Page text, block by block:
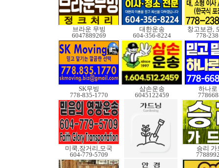
브라운 무빙
6047889269
대한운송
604-356-8224
창고보관,
778-
SK무빙
778-835-1770
삼손운송
6045122459
하나로
미쿡,장거리,모국
604-779-5709
승리 가